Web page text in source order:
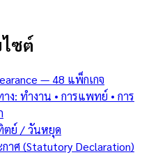
ซต์
— 48 แพ็กเกจ
ง: ทำงาน • การแพทย์ • การ
ตย์ / วันหยุด
าศ (Statutory Declaration)